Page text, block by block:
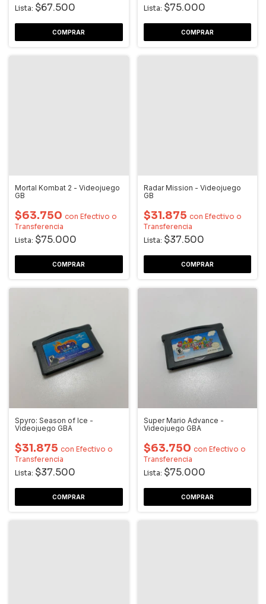
Lista: $67.500
Lista: $75.000
Mortal Kombat 2 - Videojuego
GB
$63.750 con Efectivo o
Transferencia
Lista: $75.000
Radar Mission - Videojuego
GB
$31.875 con Efectivo o
Transferencia
Lista: $37.500
Spyro: Season of Ice -
Videojuego GBA
$31.875 con Efectivo o
Transferencia
Lista: $37.500
Super Mario Advance -
Videojuego GBA
$63.750 con Efectivo o
Transferencia
Lista: $75.000